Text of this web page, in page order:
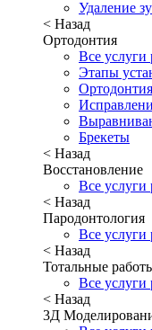
Удаление
< Назад
Ортодонтия
Все услуги
Этапы
Брекеты
< Назад
Восстановление
Все услуги
< Назад
Пародонтология
Все услуги
< Назад
Тотальные
Все услуги
< Назад
3Д